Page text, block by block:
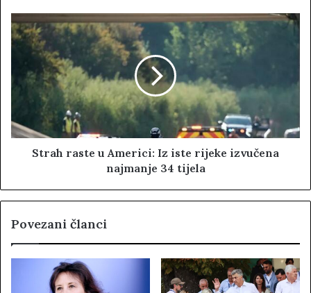
Strah raste u Americi: Iz iste rijeke izvučena
najmanje 34 tijela
Povezani članci